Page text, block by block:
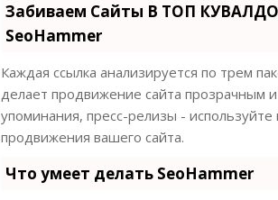
Забиваем Сайты В ТОП
SeoHammer
Каждая ссылка анализируется по трем
делает продвижение сайта прозрачным
упоминания, пресс-релизы -
продвижения вашего сайта.
Что умеет делать SeoHammer